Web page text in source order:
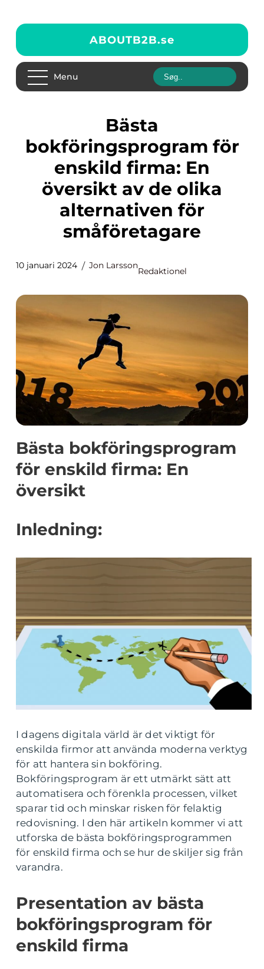
ABOUTB2B.se
Menu
Bästa
bokföringsprogram för
enskild firma: En
översikt av de olika
alternativen för
småföretagare
10 januari 2024 Jon Larsson
Redaktionel
Bästa bokföringsprogram
för enskild firma: En
översikt
Inledning:
I dagens digitala värld är det viktigt för
enskilda firmor att använda moderna verktyg
för att hantera sin bokföring.
Bokföringsprogram är ett utmärkt sätt att
automatisera och förenkla processen, vilket
sparar tid och minskar risken för felaktig
redovisning. I den här artikeln kommer vi att
utforska de bästa bokföringsprogrammen
för enskild firma och se hur de skiljer sig från
varandra.
Presentation av bästa
bokföringsprogram för
enskild firma